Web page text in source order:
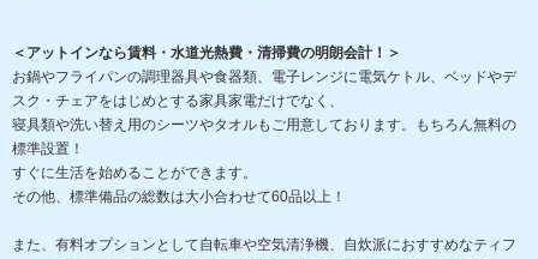
＜アットインなら賃料・水道光熱費・清掃費の明朗会計！＞
お鍋やフライパンの調理器具や食器類、電子レンジに電気ケトル、ベッドやデ
スク・チェアをはじめとする家具家電だけでなく、
寝具類や洗い替え用のシーツやタオルもご用意しております。もちろん無料の
標準設置！
すぐに生活を始めることができます。
その他、標準備品の総数は大小合わせて60品以上！
また、有料オプションとして自転車や空気清浄機、自炊派におすすめなティフ